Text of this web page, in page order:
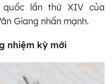
lần thứ XIV của
Giang nhấn mạnh.
nhiệm kỳ mới